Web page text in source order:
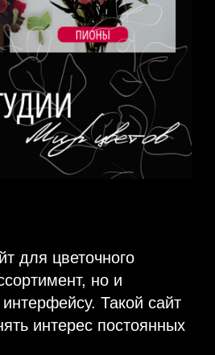
для цветочного
но и
Такой сайт
интерес постоянных